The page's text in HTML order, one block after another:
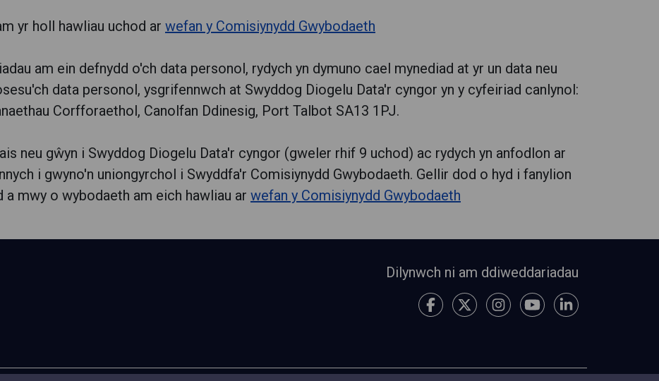
yr holl hawliau uchod ar wefan y Comisiynydd Gwybodaeth
am ein defnydd o'ch data personol, rydych yn dymuno cael mynediad at yr un data neu
data personol, ysgrifennwch at Swyddog Diogelu Data'r cyngor yn y cyfeiriad canlynol:
Corfforaethol, Canolfan Ddinesig, Port Talbot SA13 1PJ.
neu gŵyn i Swyddog Diogelu Data'r cyngor (gweler rhif 9 uchod) ac rydych yn anfodlon ar
i gwyno'n uniongyrchol i Swyddfa'r Comisiynydd Gwybodaeth. Gellir dod o hyd i fanylion
mwy o wybodaeth am eich hawliau ar wefan y Comisiynydd Gwybodaeth
Dilynwch ni am ddiweddariadau